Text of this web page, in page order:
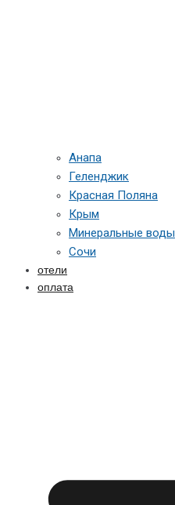
Анапа
Геленджик
Красная Поляна
Крым
Минеральные воды
Сочи
отели
оплата